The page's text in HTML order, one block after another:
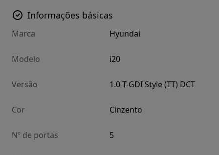
Informações básicas
Marca Hyundai
Modelo i20
Versão 1.0 T-GDI Style (TT) DCT
Cor Cinzento
Nº de portas 5